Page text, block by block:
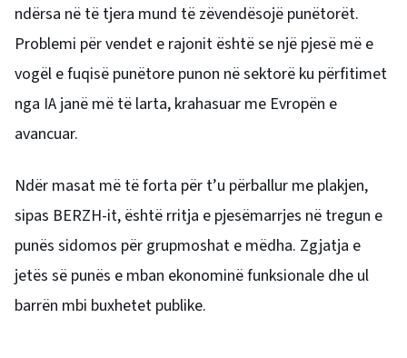
ndërsa në të tjera mund të zëvendësojë punëtorët.
Problemi për vendet e rajonit është se një pjesë më e
vogël e fuqisë punëtore punon në sektorë ku përfitimet
nga IA janë më të larta, krahasuar me Evropën e
avancuar.
Ndër masat më të forta për t’u përballur me plakjen,
sipas BERZH-it, është rritja e pjesëmarrjes në tregun e
punës sidomos për grupmoshat e mëdha. Zgjatja e
jetës së punës e mban ekonominë funksionale dhe ul
barrën mbi buxhetet publike.